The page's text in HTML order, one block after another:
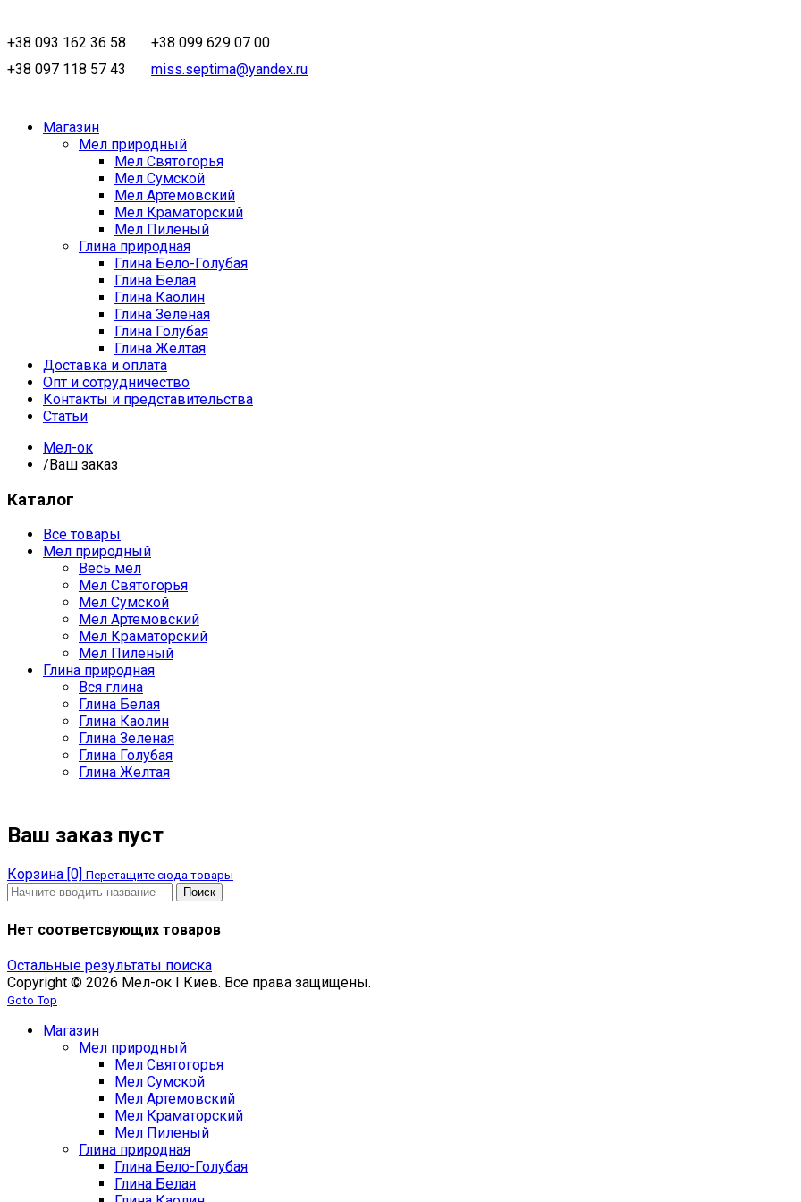
+38 093 162 36 58 +38 099 629 07 00
+38 097 118 57 43 miss.septima@yandex.ru
Магазин
Мел природный
Мел Святогорья
Мел Сумской
Мел Артемовский
Мел Краматорский
Мел Пиленый
Глина природная
Глина Бело-Голубая
Глина Белая
Глина Каолин
Глина Зеленая
Глина Голубая
Глина Желтая
Доставка и оплата
Опт и сотрудничество
Контакты и представительства
Статьи
Мел-ок
/Ваш заказ
Каталог
Все товары
Мел природный
Весь мел
Мел Святогорья
Мел Сумской
Мел Артемовский
Мел Краматорский
Мел Пиленый
Глина природная
Вся глина
Глина Белая
Глина Каолин
Глина Зеленая
Глина Голубая
Глина Желтая
Ваш заказ пуст
Корзина [0] Перетащите сюда товары
Поиск
Нет соответсвующих товаров
Остальные результаты поиска
Copyright © 2026 Мел-ок I Киев. Все права защищены.
Goto Top
Магазин
Мел природный
Мел Святогорья
Мел Сумской
Мел Артемовский
Мел Краматорский
Мел Пиленый
Глина природная
Глина Бело-Голубая
Глина Белая